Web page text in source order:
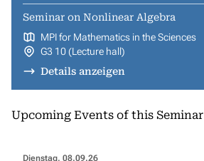
Seminar on Nonlinear Algebra
MPI for Mathematics in the Sciences
G3 10 (Lecture hall)
Details anzeigen
Upcoming Events of this Seminar
Dienstag, 08.09.26